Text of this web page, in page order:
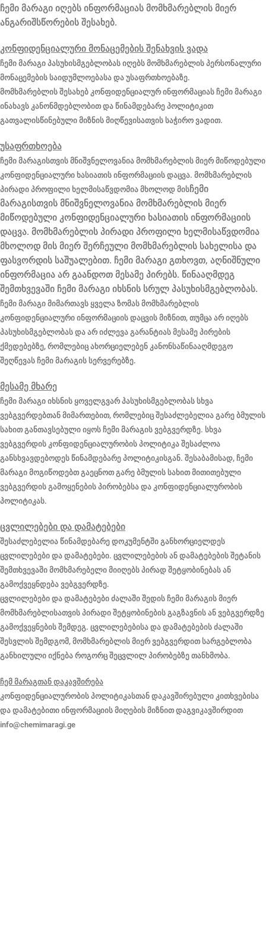
ჩემი მარაგი იღებს ინფორმაციას მომხმარებლის მიერ
ანგარიშსწორების შესახებ.
კონფიდენციალური მონაცემების შენახვის ვადა
ჩემი მარაგი პასუხისმგებლობას იღებს მომხმარებლის პერსონალური
მონაცემების საიდუმლოებასა და უსაფრთხოებაზე.
მომხმარებლის შესახებ კონფიდენციალურ ინფორმაციას ჩემი მარაგი
ინახავს კანონმდებლობით და წინამდებარე პოლიტიკით
გათვალისწინებული მიზნის მიღწევისათვის საჭირო ვადით.
უსაფრთხოება
ჩემი მარაგისთვის მნიშვნელოვანია მომხმარებლის მიერ მიწოდებული
კონფიდენციალური ხასიათის ინფორმაციის დაცვა. მომხმარებლის
პირადი პროფილი ხელმისაწვდომია მხოლოდ მის ჩემი
მარაგისთვის მნიშვნელოვანია მომხმარებლის მიერ
მიწოდებული კონფიდენციალური ხასიათის ინფორმაციის
დაცვა. მომხმარებლის პირადი პროფილი ხელმისაწვდომია
მხოლოდ მის მიერ შერჩეული მომხმარებლის სახელისა და
ფასვორდის საშუალებით. ჩემი მარაგი გთხოვთ, აღნიშნული
ინფორმაცია არ გაანდოთ მესამე პირებს. წინააღმდეგ
შემთხვევაში ჩემი მარაგი იხსნის სრულ პასუხისმგებლობას.
ჩემი მარაგი მიმართავს ყველა ზომას მომხმარებლის
კონფიდენციალური ინფორმაციის დაცვის მიზნით, თუმცა არ იღებს
პასუხისმგებლობას და არ იძლევა გარანტიას მესამე პირების
ქმედებებზე, რომლებიც ახორციელებენ კანონსაწინააღმდეგო
შეღწევას ჩემი მარაგის სერვერებზე.
მესამე მხარე
ჩემი მარაგი იხსნის ყოველგვარ პასუხისმგებლობას სხვა
ვებგვერდებთან მიმართებით, რომლებიც შესაძლებელია გარე ბმულის
სახით განთავსებული იყოს ჩემი მარაგის ვებგვერდზე. სხვა
ვებგვერდის კონფიდენციალურობის პოლიტიკა შესაძლოა
განსხვავდებოდეს წინამდებარე პოლიტიკისგან. შესაბამისად, ჩემი
მარაგი მოგიწოდებთ გაეცნოთ გარე ბმულის სახით მითითებული
ვებგვერდის გამოყენების პირობებსა და კონფიდენციალურობის
პოლიტიკას.
ცვლილებები და დამატებები
შესაძლებელია წინამდებარე დოკუმენტში განხორციელდეს
ცვლილებები და დამატებები. ცვლილებების ან დამატებების შეტანის
შემთხვევაში მომხმარებელი მიიღებს პირად შეტყობინებას ან
გამოქვეყნდება ვებგვერდზე.
ცვლილებები და დამატებები ძალაში შედის ჩემი მარაგის მიერ
მომხმარებლისათვის პირადი შეტყობინების გაგზავნის ან ვებგვერდზე
გამოქვეყნების შემდეგ. ცვლილებებისა და დამატებების ძალაში
შესვლის შემდგომ, მომხმარებლის მიერ ვებგვერდით სარგებლობა
განხილული იქნება როგორც შეცვლილ პირობებზე თანხმობა.
ჩემ მარაგთან დაკავშირება
კონფიდენციალურობის პოლიტიკასთან დაკავშირებული კითხვებისა
და დამატებითი ინფორმაციის მიღების მიზნით დაგვიკავშირდით
info@chemimaragi.ge